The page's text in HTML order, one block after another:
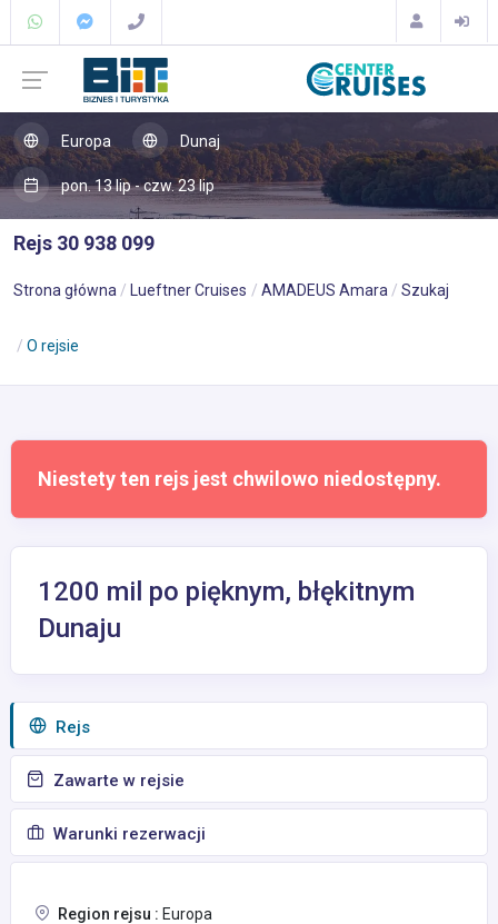
Europa Dunaj
pon. 13 lip - czw. 23 lip
Rejs 30 938 099
Strona główna Lueftner Cruises AMADEUS Amara Szukaj
O rejsie
Niestety ten rejs jest chwilowo niedostępny.
1200 mil po pięknym, błękitnym
Dunaju
Rejs
Zawarte w rejsie
Warunki rezerwacji
Region rejsu : Europa